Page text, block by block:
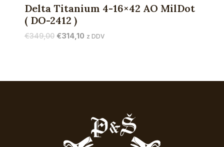
Delta Titanium 4-16×42 AO MilDot
( DO-2412 )
€349,00 Izvirna
€349,00.
€314,10Trenutna
z DDV